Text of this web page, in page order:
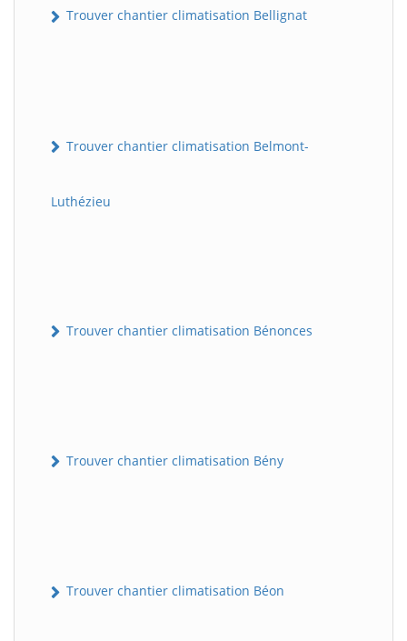
Trouver chantier climatisation Bellignat
Trouver chantier climatisation Belmont-
Luthézieu
Trouver chantier climatisation Bénonces
Trouver chantier climatisation Bény
Trouver chantier climatisation Béon